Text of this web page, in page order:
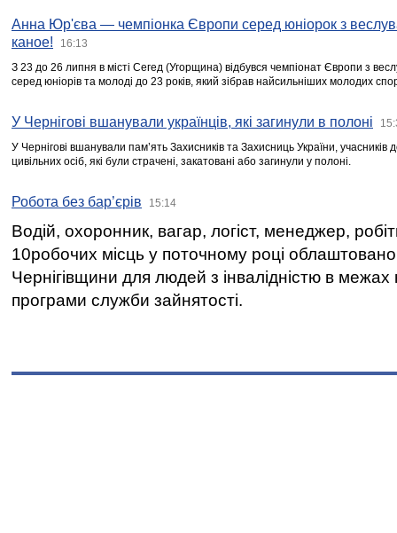
Анна Юр'єва — чемпіонка Європи серед юніорок з
каное!
16:13
З 23 до 26 липня в місті Сегед (Угорщина) відбувся чемпіонат Європи з
серед юніорів та молоді до 23 років, який зібрав найсильніших молодих
У Чернігові вшанували українців, які загинули в полоні
У Чернігові вшанували пам’ять Захисників та Захисниць України,
цивільних осіб, які були страчені, закатовані або загинули у полоні.
Робота без бар’єрів 15:14
Водій, охоронник, вагар, логіст, менеджер,
10робочих місць у поточному році
Чернігівщини для людей з інвалідністю в межах
програми служби зайнятості.